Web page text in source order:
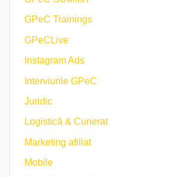
GPeC Trainings
GPeCLive
Instagram Ads
Interviurile GPeC
Juridic
Logistică & Curierat
Marketing afiliat
Mobile